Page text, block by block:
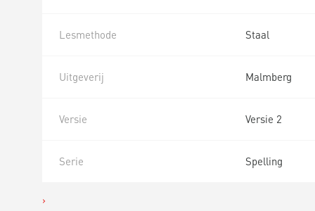
Lesmethode Staal
Uitgeverij Malmberg
Versie Versie 2
Serie Spelling